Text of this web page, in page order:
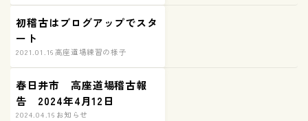
初稽古はブログアップでスタ
ート
2021.01.16高座道場練習の様子
春日井市 高座道場稽古報
告 2024年4月12日
2024.04.16 お知らせ